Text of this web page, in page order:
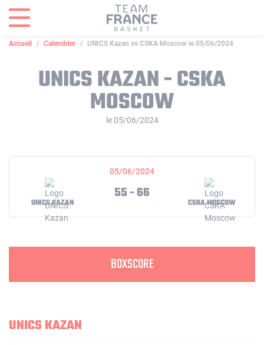
Accueil Calendrier UNICS Kazan vs CSKA Moscow le 05/06/2024
UNICS KAZAN - CSKA
MOSCOW
le 05/06/2024
05/06/2024
UNICS KAZAN
55 - 66
CSKA MOSCOW
BOXSCORE
UNICS KAZAN
Panneau de gestion des cookies